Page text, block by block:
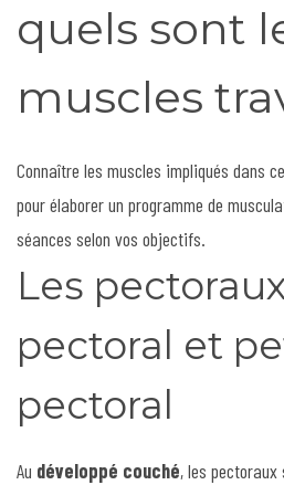
quels sont
muscles
Connaître les muscles impliqués dans
pour élaborer un programme de
séances selon vos objectifs.
Les
pectoral et
pectoral
Au développé couché, les